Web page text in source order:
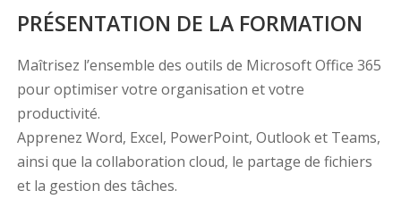
PRÉSENTATION DE LA FORMATION
Maîtrisez l’ensemble des outils de Microsoft Office 365
pour optimiser votre organisation et votre
productivité.
Apprenez Word, Excel, PowerPoint, Outlook et Teams,
ainsi que la collaboration cloud, le partage de fichiers
et la gestion des tâches.